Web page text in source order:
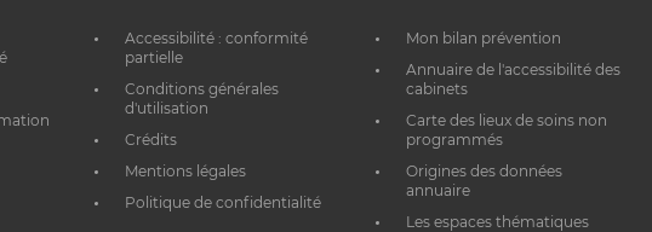
Accessibilité : conformité
partielle
Conditions générales
d'utilisation
Crédits
Mentions légales
Politique de confidentialité
Mon bilan prévention
Annuaire de l'accessibilité des
cabinets
Carte des lieux de soins non
programmés
Origines des données
annuaire
Les espaces thématiques